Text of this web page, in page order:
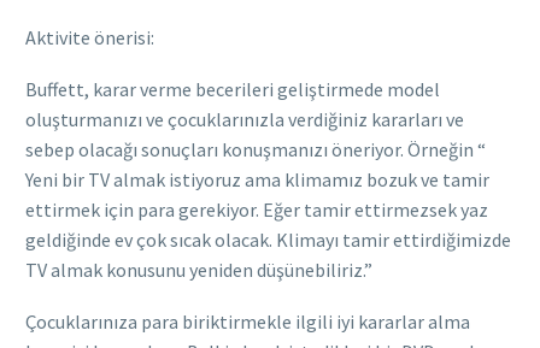
Aktivite önerisi:
Buffett, karar verme becerileri geliştirmede model
oluşturmanızı ve çocuklarınızla verdiğiniz kararları ve
sebep olacağı sonuçları konuşmanızı öneriyor. Örneğin “
Yeni bir TV almak istiyoruz ama klimamız bozuk ve tamir
ettirmek için para gerekiyor. Eğer tamir ettirmezsek yaz
geldiğinde ev çok sıcak olacak. Klimayı tamir ettirdiğimizde
TV almak konusunu yeniden düşünebiliriz.”
Çocuklarınıza para biriktirmekle ilgili iyi kararlar alma